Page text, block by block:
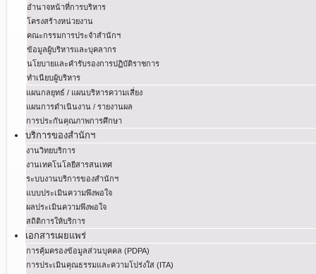
อำนาจหน้าที่การบริหาร
โครงสร้างหน่วยงาน
คณะกรรมการประจำสำนักฯ
ข้อมูลผู้บริหารและบุคลากร
นโยบายและคำรับรองการปฏิบัติราชการ
ทำเนียบผู้บริหาร
แผนกลยุทธ์ / แผนบริหารความเสี่ยง
แผนการดำเนินงาน / รายงานผล
การประกันคุณภาพการศึกษา
บริการของสำนักฯ
งานวิทยบริการ
งานเทคโนโลยีสารสนเทศ
ระบบงานบริการของสำนักฯ
แบบประเมินความพึงพอใจ
ผลประเมินความพึงพอใจ
สถิติการให้บริการ
เอกสารเผยแพร่
การคุ้มครองข้อมูลส่วนบุคคล (PDPA)
การประเมินคุณธรรมและความโปร่งใส (ITA)